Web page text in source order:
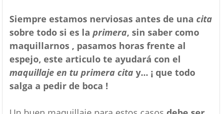
Siempre estamos nerviosas antes de una cita
sobre todo si es la primera, sin saber como
maquillarnos , pasamos horas frente al
espejo, este articulo te ayudará con el
maquillaje en tu primera citay... ¡ que todo
salga a pedir de boca !